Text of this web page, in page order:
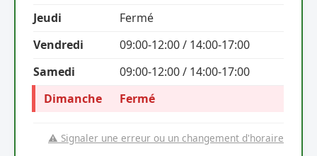
Jeudi
Fermé
Vendredi
09:00-12:00 / 14:00-17:00
Samedi
09:00-12:00 / 14:00-17:00
Dimanche
Fermé
⚠️ Signaler une erreur ou un changement d'horaire